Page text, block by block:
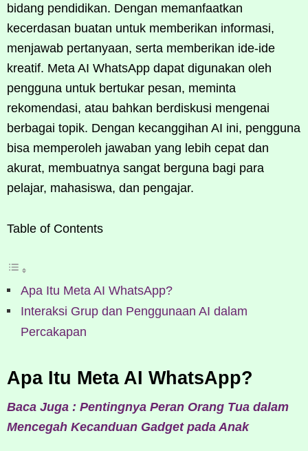
bidang pendidikan. Dengan memanfaatkan
kecerdasan buatan untuk memberikan informasi,
menjawab pertanyaan, serta memberikan ide-ide
kreatif. Meta AI WhatsApp dapat digunakan oleh
pengguna untuk bertukar pesan, meminta
rekomendasi, atau bahkan berdiskusi mengenai
berbagai topik. Dengan kecanggihan AI ini, pengguna
bisa memperoleh jawaban yang lebih cepat dan
akurat, membuatnya sangat berguna bagi para
pelajar, mahasiswa, dan pengajar.
Table of Contents
Apa Itu Meta AI WhatsApp?
Interaksi Grup dan Penggunaan AI dalam
Percakapan
Apa Itu Meta AI WhatsApp?
Baca Juga : Pentingnya Peran Orang Tua dalam
Mencegah Kecanduan Gadget pada Anak